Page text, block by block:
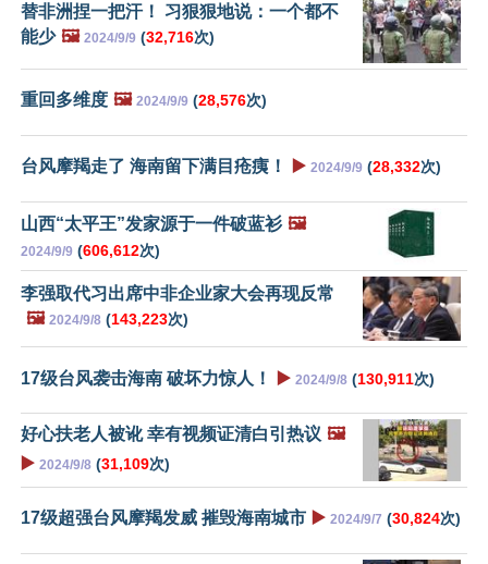
替非洲捏一把汗！ 习狠狠地说：一个都不
能少 🖼️ 2024/9/9 (32,716次)
重回多维度 🖼️ 2024/9/9 (28,576次)
台风摩羯走了 海南留下满目疮痍！ ▶️ 2024/9/9 (28,332次)
山西“太平王”发家源于一件破蓝衫 🖼️
2024/9/9 (606,612次)
李强取代习出席中非企业家大会再现反常
🖼️ 2024/9/8 (143,223次)
17级台风袭击海南 破坏力惊人！ ▶️ 2024/9/8 (130,911次)
好心扶老人被讹 幸有视频证清白引热议 🖼️
▶️ 2024/9/8 (31,109次)
17级超强台风摩羯发威 摧毁海南城市 ▶️ 2024/9/7 (30,824次)